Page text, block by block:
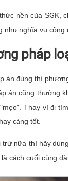
nền của SGK,
như nghĩa vụ
pháp
án đúng thì
án cũng thường
Thay vì đi
càng tốt.
nữa thì hãy
cách cuối cùng